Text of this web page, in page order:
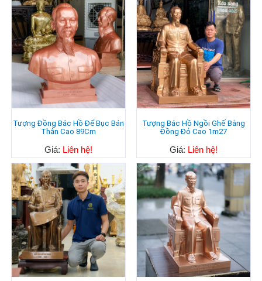
Tượng Đồng Bác Hồ Để Bục Bán
Thân Cao 89Cm
Giá: Liên hệ!
Tượng Bác Hồ Ngồi Ghế Bằng
Đồng Đỏ Cao 1m27
Giá: Liên hệ!